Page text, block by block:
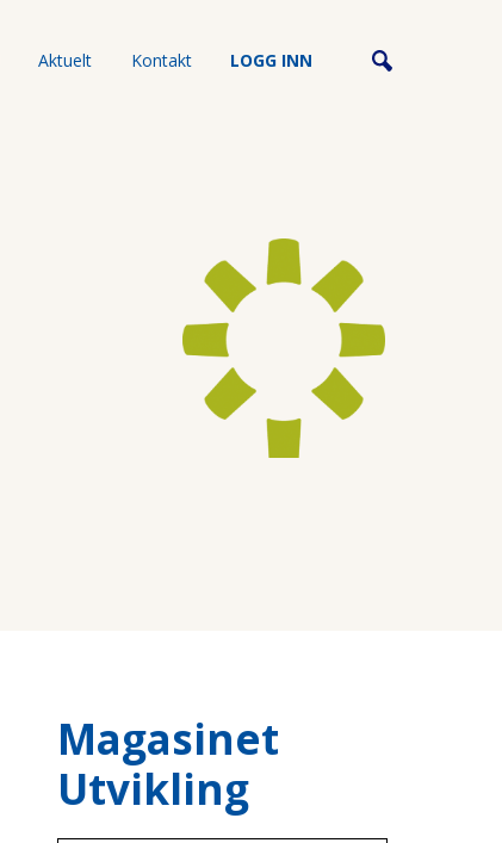
Aktuelt Kontakt LOGG INN
Magasinet
Utvikling